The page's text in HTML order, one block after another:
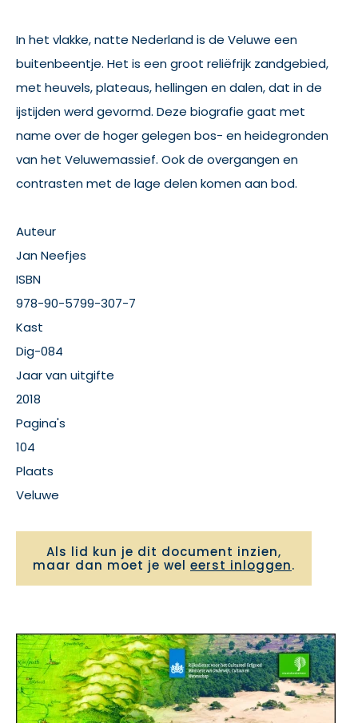
In het vlakke, natte Nederland is de Veluwe een
buitenbeentje. Het is een groot reliëfrijk zandgebied,
met heuvels, plateaus, hellingen en dalen, dat in de
ijstijden werd gevormd. Deze biografie gaat met
name over de hoger gelegen bos- en heidegronden
van het Veluwemassief. Ook de overgangen en
contrasten met de lage delen komen aan bod.
Auteur
Jan Neefjes
ISBN
978-90-5799-307-7
Kast
Dig-084
Jaar van uitgifte
2018
Pagina's
104
Plaats
Veluwe
Als lid kun je dit document inzien,
maar dan moet je wel eerst inloggen.